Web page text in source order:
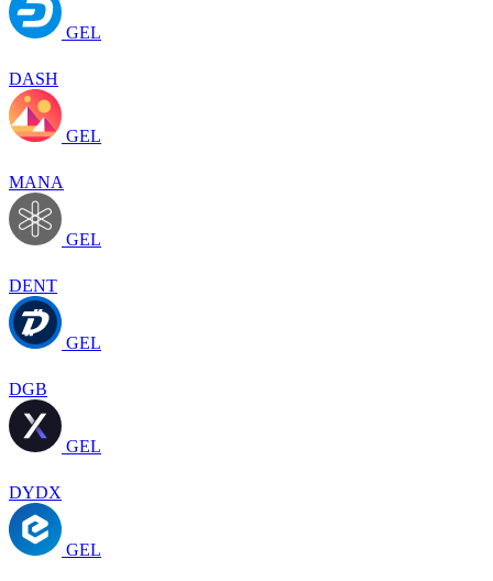
GEL
DASH
GEL
MANA
GEL
DENT
GEL
DGB
GEL
DYDX
GEL